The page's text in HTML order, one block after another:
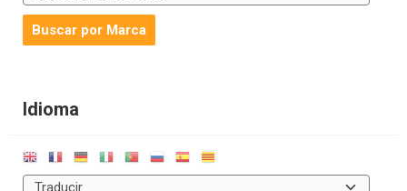
Idioma